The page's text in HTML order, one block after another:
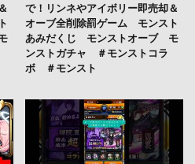
で！リンネやアイボリー即売却＆
オーブ全削除罰ゲーム モンスト
あみだくじ モンストオーブ モ
ンストガチャ ＃モンストコラ
ボ ＃モンスト